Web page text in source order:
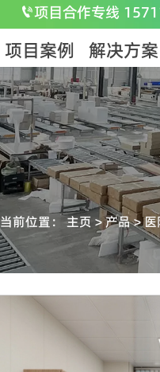
项目合作专线
项目案例 解决方案
当前位置：主页 >产品>医